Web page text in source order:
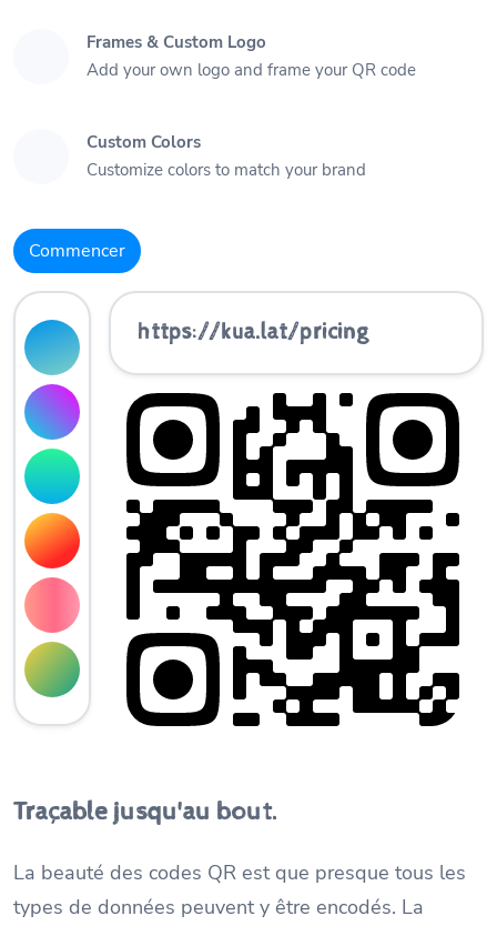
Frames & Custom Logo
Add your own logo and frame your QR code
Custom Colors
Customize colors to match your brand
Commencer
https://kua.lat/pricing
Traçable jusqu'au bout.
La beauté des codes QR est que presque tous les
types de données peuvent y être encodés. La